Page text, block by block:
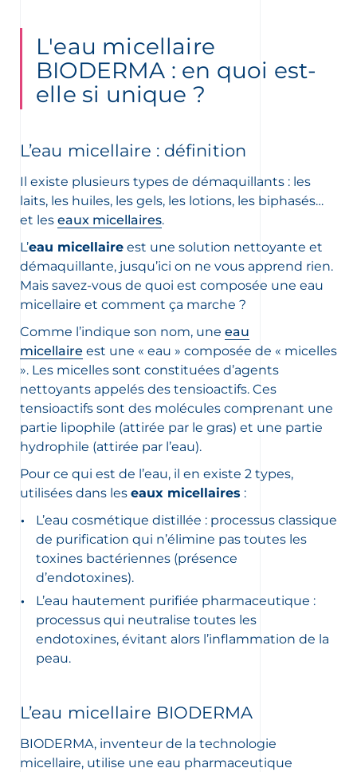
NEWSLETTER
les newsletters
des informations sur les
et nouveautés produits par
sur la protection de vos données
consultez notre
des données personnelles
FR NL
L'eau micellaire
BIODERMA : en quoi est-
elle si unique ?
L’eau micellaire : définition
Il existe plusieurs types de démaquillants : les
laits, les huiles, les gels, les lotions, les biphasés…
et les eaux micellaires.
L’eau micellaire est une solution nettoyante et
démaquillante, jusqu’ici on ne vous apprend rien.
Mais savez-vous de quoi est composée une eau
micellaire et comment ça marche ?
Comme l’indique son nom, une eau
micellaire est une « eau » composée de « micelles
». Les micelles sont constituées d’agents
nettoyants appelés des tensioactifs. Ces
tensioactifs sont des molécules comprenant une
partie lipophile (attirée par le gras) et une partie
hydrophile (attirée par l’eau).
Pour ce qui est de l’eau, il en existe 2 types,
utilisées dans les eaux micellaires :
L’eau cosmétique distillée : processus classique
de purification qui n’élimine pas toutes les
toxines bactériennes (présence
d’endotoxines).
L’eau hautement purifiée pharmaceutique :
processus qui neutralise toutes les
endotoxines, évitant alors l’inflammation de la
peau.
L’eau micellaire BIODERMA
BIODERMA, inventeur de la technologie
micellaire, utilise une eau pharmaceutique